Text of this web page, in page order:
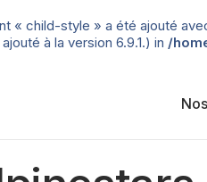
« child-style » a été ajouté
à la version 6.9.1.) in /